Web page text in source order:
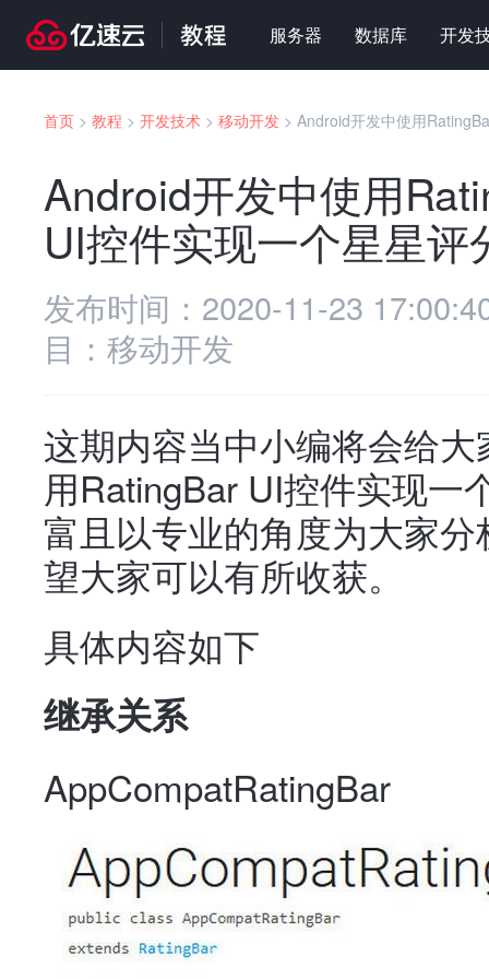
服务器 数据库 开发
首页 > 教程 > 开发技术 > 移动开发 > Android开发中使用
Android开发中使用
UI控件实现一个星星评
发布时间： 2020-11-23
目： 移动开发
这期内容当中小编将会给
用RatingBar UI控件实现一
富且以专业的角度为大家
望大家可以有所收获。
具体内容如下
继承关系
AppCompatRatingBar